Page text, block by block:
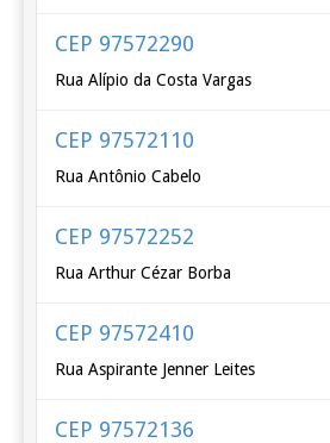
CEP 97572290
Rua Alípio da Costa Vargas
CEP 97572110
Rua Antônio Cabelo
CEP 97572252
Rua Arthur Cézar Borba
CEP 97572410
Rua Aspirante Jenner Leites
CEP 97572136